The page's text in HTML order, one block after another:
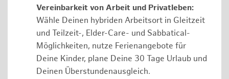
Vereinbarkeit von Arbeit und Privatleben:
Wähle Deinen hybriden Arbeitsort in Gleitzeit
und Teilzeit-, Elder-Care- und Sabbatical-
Möglichkeiten, nutze Ferienangebote für
Deine Kinder, plane Deine 30 Tage Urlaub und
Deinen Überstundenausgleich.